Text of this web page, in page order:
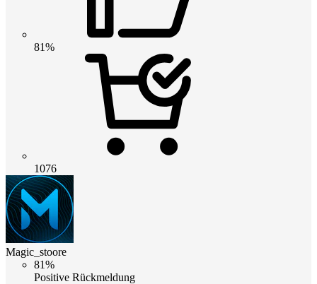
81%
1076
Magic_stoore
81%
Positive Rückmeldung